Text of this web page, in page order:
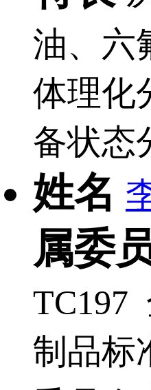
油、六
体理化
备状态
姓名
属委
TC197
制品标